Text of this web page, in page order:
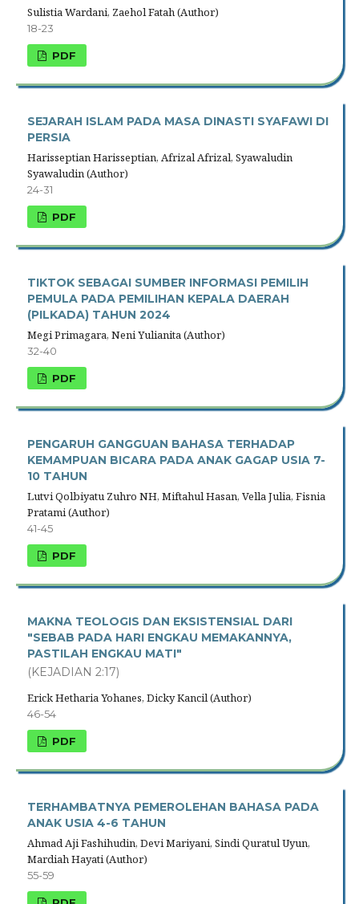
Sulistia Wardani, Zaehol Fatah (Author)
18-23
PDF
SEJARAH ISLAM PADA MASA DINASTI SYAFAWI DI
PERSIA
Harisseptian Harisseptian, Afrizal Afrizal, Syawaludin
Syawaludin (Author)
24-31
PDF
TIKTOK SEBAGAI SUMBER INFORMASI PEMILIH
PEMULA PADA PEMILIHAN KEPALA DAERAH
(PILKADA) TAHUN 2024
Megi Primagara, Neni Yulianita (Author)
32-40
PDF
PENGARUH GANGGUAN BAHASA TERHADAP
KEMAMPUAN BICARA PADA ANAK GAGAP USIA 7-
10 TAHUN
Lutvi Qolbiyatu Zuhro NH, Miftahul Hasan, Vella Julia, Fisnia
Pratami (Author)
41-45
PDF
MAKNA TEOLOGIS DAN EKSISTENSIAL DARI
"SEBAB PADA HARI ENGKAU MEMAKANNYA,
PASTILAH ENGKAU MATI"
(KEJADIAN 2:17)
Erick Hetharia Yohanes, Dicky Kancil (Author)
46-54
PDF
TERHAMBATNYA PEMEROLEHAN BAHASA PADA
ANAK USIA 4-6 TAHUN
Ahmad Aji Fashihudin, Devi Mariyani, Sindi Quratul Uyun,
Mardiah Hayati (Author)
55-59